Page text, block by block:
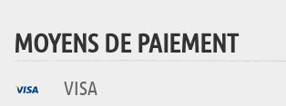
MOYENS DE PAIEMENT
VISA